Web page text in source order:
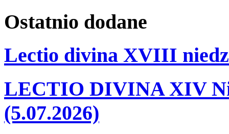
Ostatnio dodane
Lectio divina XVIII
LECTIO DIVINA XIV
(5.07.2026)